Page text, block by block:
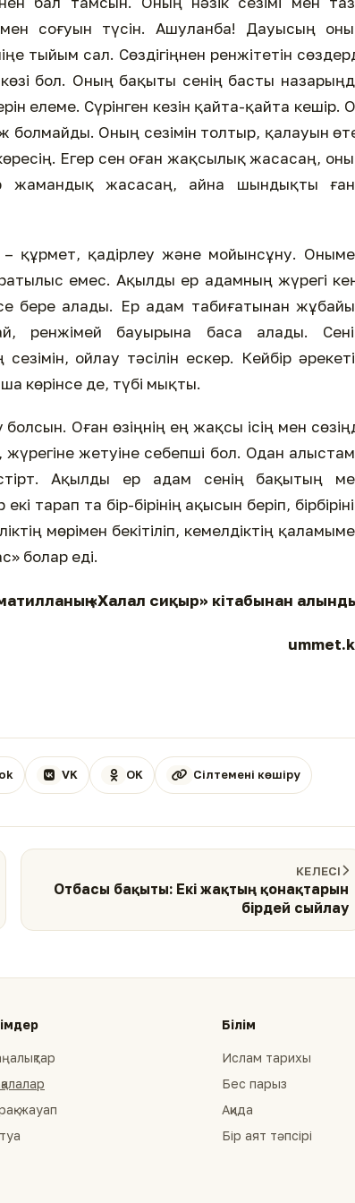
соғуын түсін. Ашуланба! Дауысың
тыйым сал. Сөздігіңнен ренжітетін
бол. Оның бақыты сенің басты
елеме. Сүрінген кезін қайта-қайта кешір.
болмайды. Оның сезімін толтыр, қалауын
Егер сен оған жақсылық жасасаң,
жамандық жасасаң, айна шындықты
– құрмет, қадірлеу және мойынсұну.
емес. Ақылды ер адамның жүрегі
бере алады. Ер адам табиғатынан
ренжімей бауырына баса алады.
ойлау тәсілін ескер. Кейбір
көрінсе де, түбі мықты.
Оған өзіңнің ең жақсы ісің мен
жетуіне себепші бол. Одан
Ақылды ер адам сенің бақытың
тарап та бір-бірінің ақысын беріп,
мөрімен бекітіліп, кемелдіктің
болар еді.
«Халал сиқыр» кітабынан
VK OK Сілтемені көшіру
КЕЛЕСІ
Отбасы бақыты: Екі жақтың қонақтарын
бірдей сыйлау
жауап
Білім
Ислам тарихы
Бес парыз
Ақида
Бір аят тәпсірі